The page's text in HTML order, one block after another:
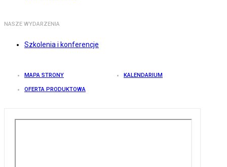
NASZE WYDARZENIA
Szkolenia i konferencje
MAPA STRONY KALENDARIUM
OFERTA PRODUKTOWA